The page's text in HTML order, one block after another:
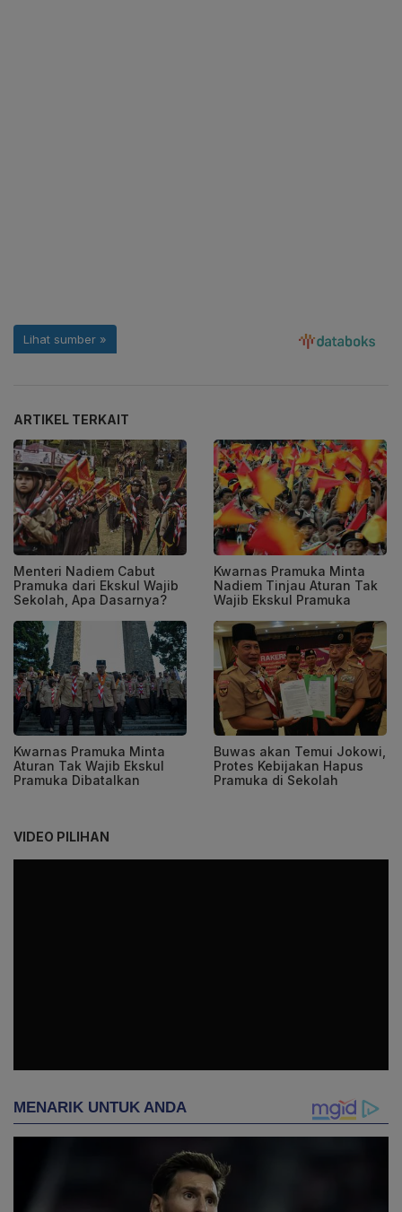
ARTIKEL TERKAIT
Menteri Nadiem Cabut
Pramuka dari Ekskul Wajib
Sekolah, Apa Dasarnya?
Kwarnas Pramuka Minta
Nadiem Tinjau Aturan Tak
Wajib Ekskul Pramuka
Kwarnas Pramuka Minta
Aturan Tak Wajib Ekskul
Pramuka Dibatalkan
Buwas akan Temui Jokowi,
Protes Kebijakan Hapus
Pramuka di Sekolah
VIDEO PILIHAN